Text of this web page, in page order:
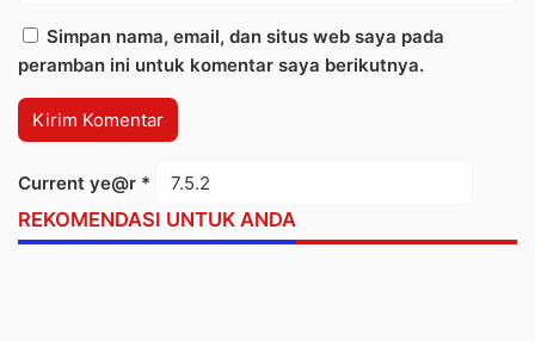
Simpan nama, email, dan situs web saya pada
peramban ini untuk komentar saya berikutnya.
Current ye@r *
REKOMENDASI UNTUK ANDA